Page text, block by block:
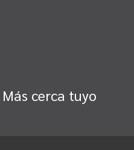
Más cerca tuyo